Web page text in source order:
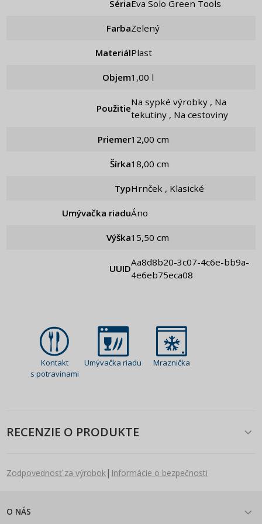
Séria Eva Solo Green Tools
Farba Zelený
Materiál Plast
Objem 1,00 l
Použitie
Na sypké výrobky , Na
tekutiny , Na cestoviny
Priemer 12,00 cm
Šírka 18,00 cm
Typ hrnček , Klasické
Umývačka riadu Áno
Výška 15,50 cm
UUID
aa8d8b20-3c07-4c6e-bb9a-
4e6eb75eca08
Kontakt
s potravinami
Umývačka riadu Mraznička
RECENZIE O PRODUKTE
Zodpovednosť za výrobok| Informácie o bezpečnosti
O NÁS